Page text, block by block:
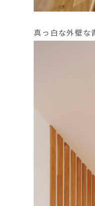
真っ白な外壁な